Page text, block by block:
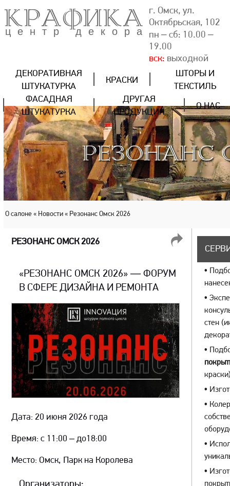
КРАФИКА
центр декора
г. Омск, ул.
Октябрьская, 102
пн – сб: 10.00 –
19.00
вск: выходной
ДЕКОРАТИВНАЯ
ШТУКАТУРКА
КРАСКИ
ШТОРЫ И
ТЕКСТИЛЬ
ФАСАДНАЯ
ШТУКАТУРКА
ДРУГАЯ
ПРОДУКЦИЯ
О НАС
РЕЗОНАНС
О салоне « Новости « Резонанс Омск 2026
РЕЗОНАНС ОМСК 2026
«РЕЗОНАНС ОМСК 2026» — ФОРУМ
В СФЕРЕ ДИЗАЙНА И РЕМОНТА
Дата: 20 июня 2026 года
Время: с 11:00 – до18:00
Место: Омск, Парк на Королева
•
•
стен
•
•
•
•
•